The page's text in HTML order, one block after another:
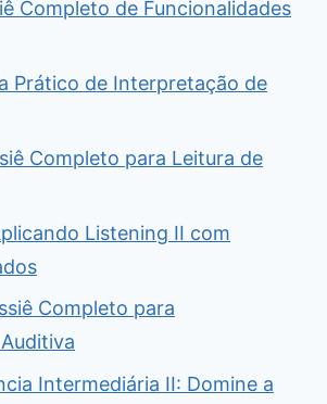
Completo de Funcionalidades
Prático de Interpretação de
Completo para Leitura de
Listening II com
Completo para
Intermediária II: Domine a